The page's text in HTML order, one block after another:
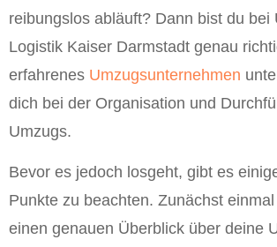
reibungslos abläuft? Dann bist du bei
Logistik Kaiser Darmstadt genau
erfahrenes Umzugsunternehmen
dich bei der Organisation und
Umzugs.
Bevor es jedoch losgeht, gibt es
Punkte zu beachten. Zunächst
einen genauen Überblick über deine